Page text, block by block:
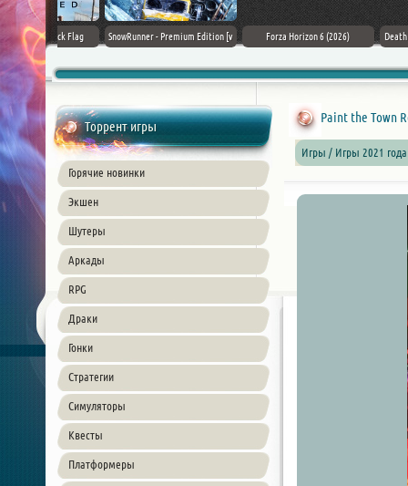
Flag
PC
SnowRunner - Premium Edition [v
Forza Horizon 6 (2026) Death Stranding 2:
Торрент игры
Горячие новинки
Экшен
Шутеры
Аркады
RPG
Драки
Гонки
Стратегии
Симуляторы
Квесты
Платформеры
Paint the Town
Игры / Игры 2021